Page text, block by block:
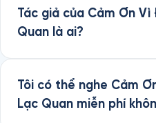
Tác giả của Cảm Ơn
Quan là ai?
Tôi có thể nghe Cảm
Lạc Quan miễn phí